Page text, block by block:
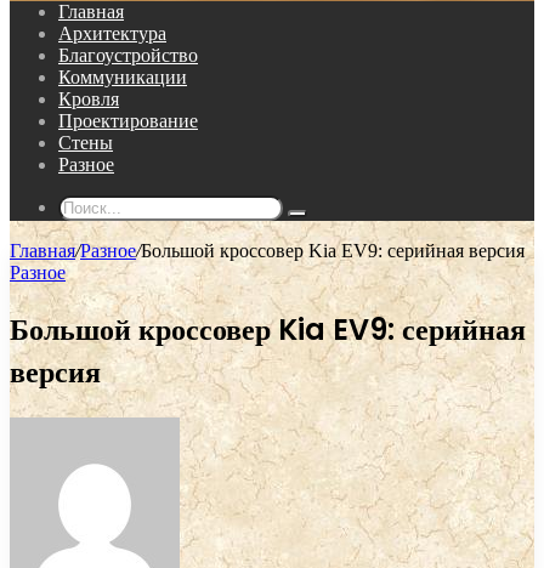
Главная
Архитектура
Благоустройство
Коммуникации
Кровля
Проектирование
Стены
Разное
Поиск...
Главная/Разное/Большой кроссовер Kia EV9: серийная версия
Разное
Большой кроссовер Kia EV9: серийная
версия